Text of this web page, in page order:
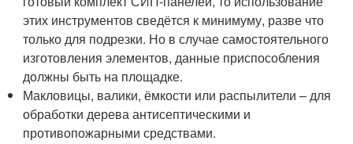
этих инструментов сведётся к минимуму, разве что
только для подрезки. Но в случае самостоятельного
изготовления элементов, данные приспособления
должны быть на площадке.
Макловицы, валики, ёмкости или распылители – для
обработки дерева антисептическими и
противопожарными средствами.